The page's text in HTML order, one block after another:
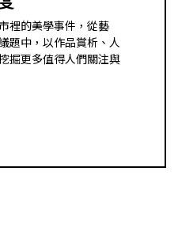
裡的美學事件，從藝
題中，以作品賞析、人
掘更多值得人們關注與